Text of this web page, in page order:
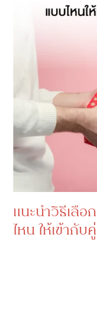
แนะนำวิธีเลื
ไหน ให้เข้ากั